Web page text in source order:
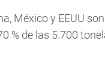
México y EEUU
% de las 5.700